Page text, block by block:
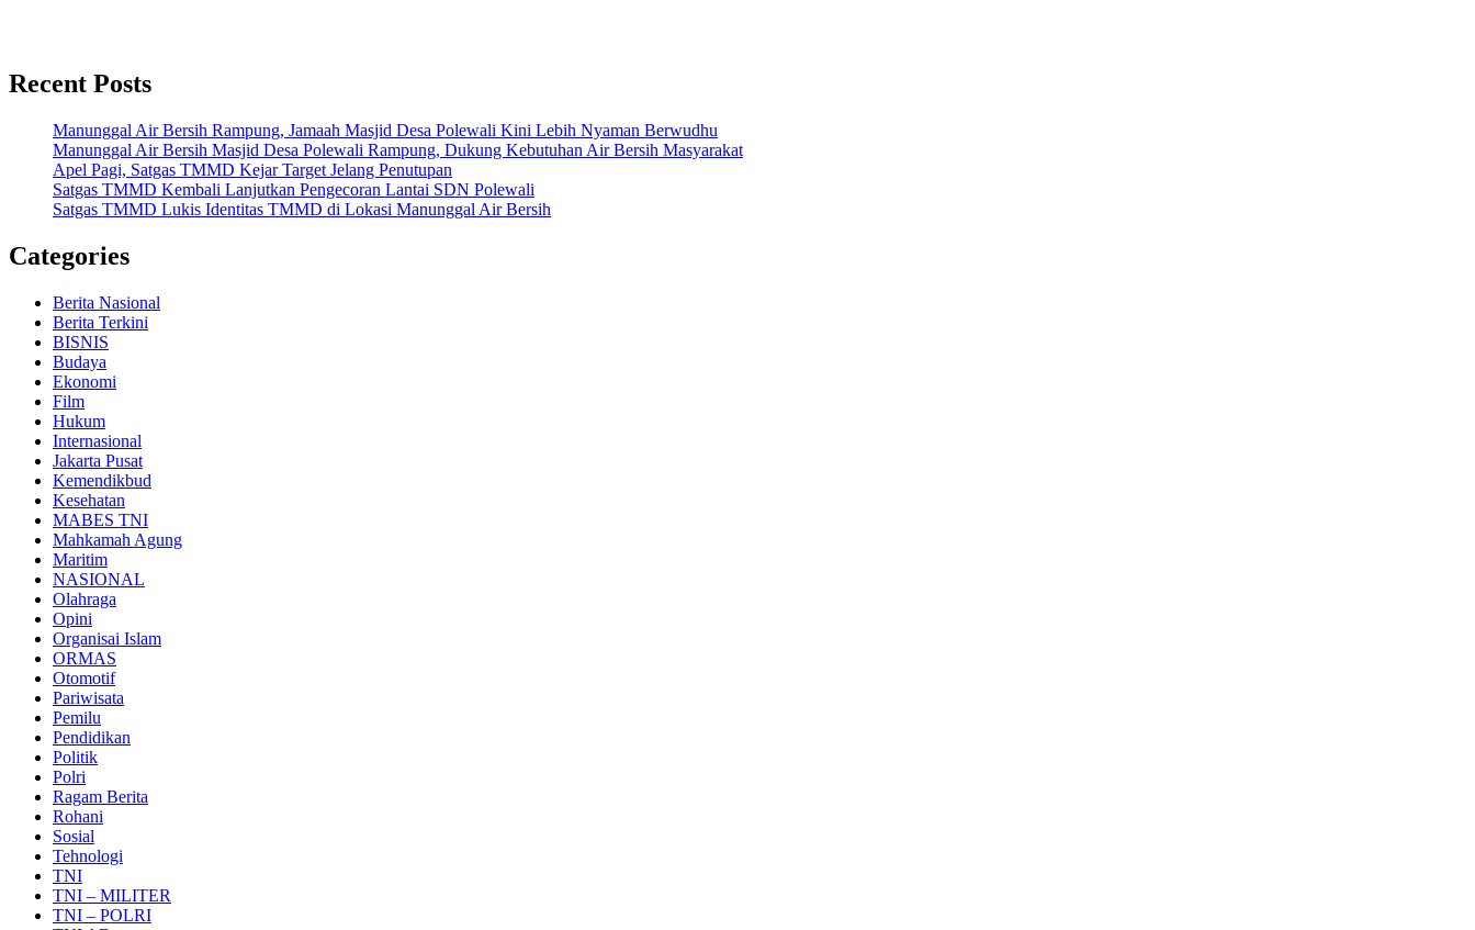
Recent Posts
Manunggal Air Bersih Rampung, Jamaah Masjid Desa Polewali Kini Lebih Nyaman Berwudhu
Manunggal Air Bersih Masjid Desa Polewali Rampung, Dukung Kebutuhan Air Bersih Masyarakat
Apel Pagi, Satgas TMMD Kejar Target Jelang Penutupan
Satgas TMMD Kembali Lanjutkan Pengecoran Lantai SDN Polewali
Satgas TMMD Lukis Identitas TMMD di Lokasi Manunggal Air Bersih
Categories
Berita Nasional
Berita Terkini
BISNIS
Budaya
Ekonomi
Film
Hukum
Internasional
Jakarta Pusat
Kemendikbud
Kesehatan
MABES TNI
Mahkamah Agung
Maritim
NASIONAL
Olahraga
Opini
Organisai Islam
ORMAS
Otomotif
Pariwisata
Pemilu
Pendidikan
Politik
Polri
Ragam Berita
Rohani
Sosial
Tehnologi
TNI
TNI – MILITER
TNI – POLRI